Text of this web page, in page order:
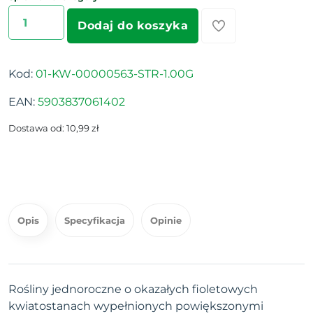
Dodaj do koszyka
Kod: 01-KW-00000563-STR-1.00G
EAN: 5903837061402
Dostawa od: 10,99 zł
Opis Specyfikacja Opinie
Rośliny jednoroczne o okazałych fioletowych
kwiatostanach wypełnionych powiększonymi